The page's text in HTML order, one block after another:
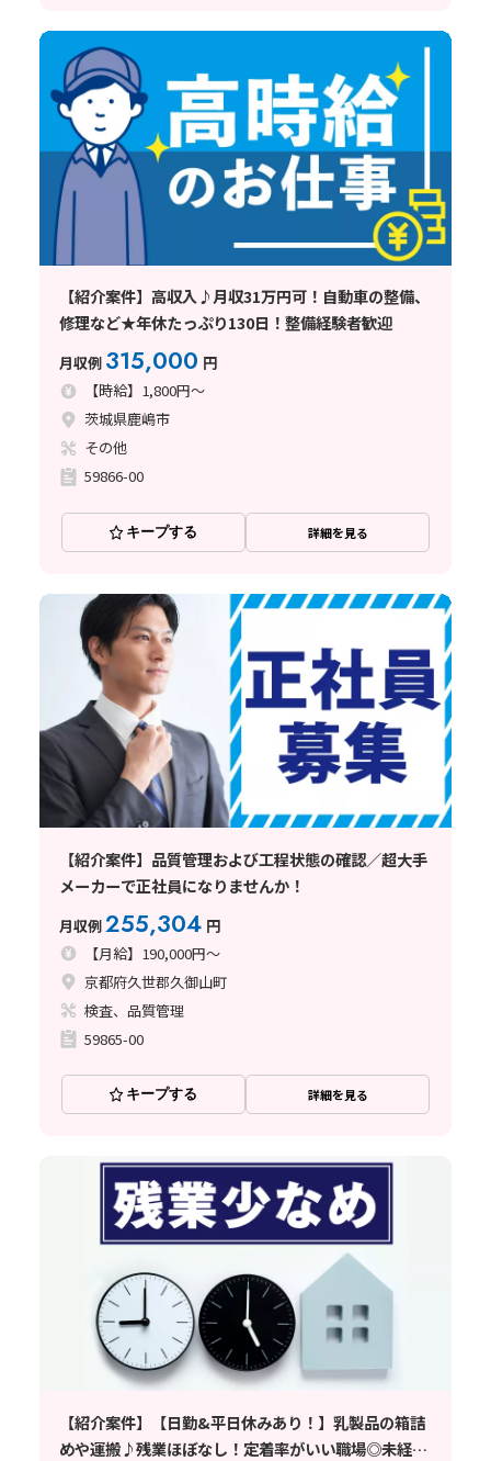
【紹介案件】高収入♪月収31万円可！自動車の整備、
修理など★年休たっぷり130日！整備経験者歓迎
月収例 315,000 円
【時給】1,800円～
茨城県鹿嶋市
その他
59866-00
キープする 詳細を見る
【紹介案件】品質管理および工程状態の確認／超大手
メーカーで正社員になりませんか！
月収例255,304 円
【月給】190,000円～
京都府久世郡久御山町
検査、品質管理
59865-00
キープする 詳細を見る
【紹介案件】【日勤&平日休みあり！】乳製品の箱詰
めや運搬♪残業ほぼなし！定着率がいい職場◎未経験